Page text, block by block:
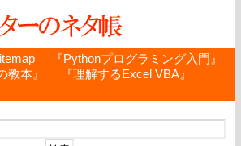
『Pythonプログラミング入門』
教本』
『理解するExcel VBA』